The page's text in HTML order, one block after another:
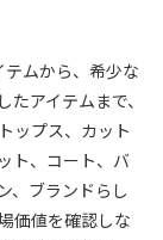
ムから、希少な
アイテムまで、
ップス、カット
ト、コート、バ
、ブランドらし
価値を確認しな